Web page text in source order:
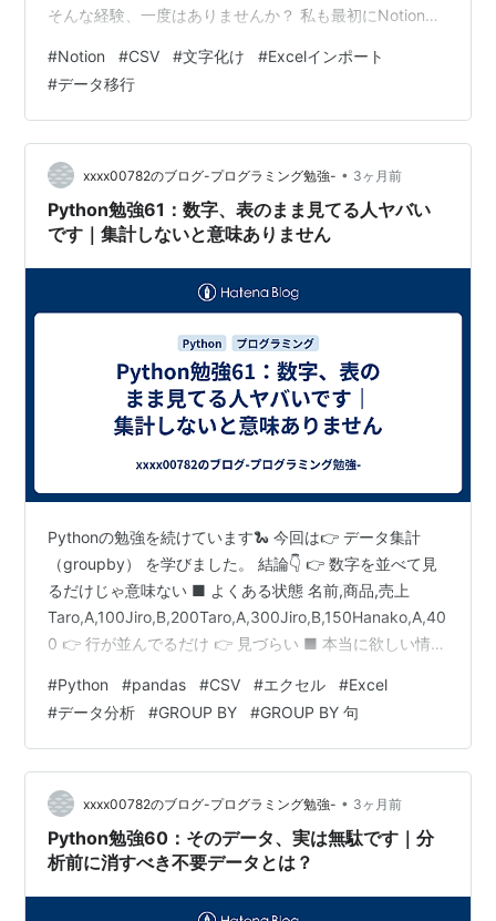
そんな経験、一度はありませんか？ 私も最初にNotionへ
陥りました。「CSVに保存してインポートするだけでし
ょ？」と軽く考えていたのに、日本語が全滅。原因がわ
からないまま1時間ほど試行錯誤した苦い記憶がありま
す。 この記事では、その経験をもとに「文字化け」「処
理が終わらない」「日付が認識されない」「無料プラ
ン…
#Notion #CSV #文字化け #Excelインポート
#データ移行
xxxx00782のブログ-プログラミング勉強- • 3ヶ月前
Python勉強61：数字、表のまま見てる人ヤバい
です｜集計しないと意味ありません
Pythonの勉強を続けています🐍 今回は👉 データ集計
（groupby） を学びました。 結論👇 👉 数字を並べて見
るだけじゃ意味ない ■ よくある状態 名前,商品,売上
Taro,A,100Jiro,B,200Taro,A,300Jiro,B,150Hanako,A,40
0 👉 行が並んでるだけ 👉 見づらい ■ 本当に欲しい情報
が重要 ■ pandasで集計 import pandas as pddf =
pd.read_csv("data.csv")result = df.groupby("商品")["売
上"].sum()prin…
#Python #pandas #CSV #エクセル #Excel
#データ分析 #GROUP BY #GROUP BY 句
xxxx00782のブログ-プログラミング勉強- • 3ヶ月前
Python勉強60：そのデータ、実は無駄です｜分
析前に消すべき不要データとは？